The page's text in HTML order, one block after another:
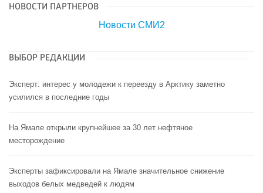
НОВОСТИ ПАРТНЕРОВ
Новости СМИ2
ВЫБОР РЕДАКЦИИ
Эксперт: интерес у молодежи к переезду в Арктику заметно
усилился в последние годы
На Ямале открыли крупнейшее за 30 лет нефтяное
месторождение
Эксперты зафиксировали на Ямале значительное снижение
выходов белых медведей к людям